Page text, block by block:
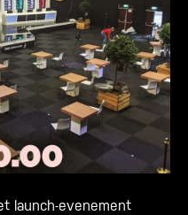
launch-evenement